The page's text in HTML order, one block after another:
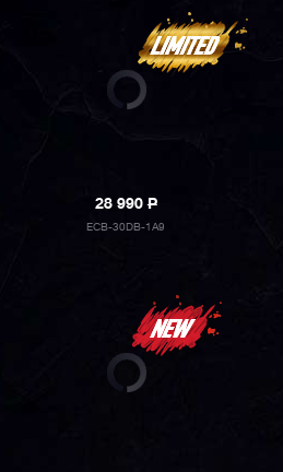
28 990P
ECB-30DB-1A9